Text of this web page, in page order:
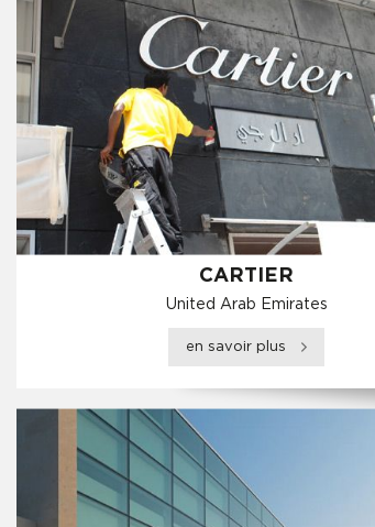
CARTIER
United Arab Emirates
en savoir plus